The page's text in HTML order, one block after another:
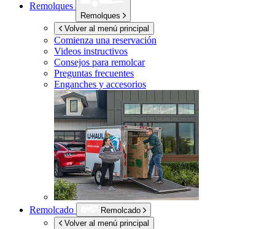
Remolques
Remolques
Volver al menú principal
Comienza una reservación
Videos instructivos
Consejos para remolcar
Preguntas frecuentes
Enganches y accesorios
Remolcado
Remolcado
Volver al menú principal